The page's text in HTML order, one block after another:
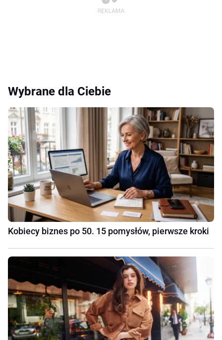
Wybrane dla Ciebie
Kobiecy biznes po 50. 15 pomysłów, pierwsze kroki